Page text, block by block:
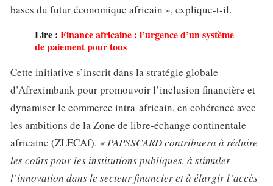
bases du futur économique africain », explique-t-il.
Lire : Finance africaine : l’urgence d’un système
de paiement pour tous
Cette initiative s’inscrit dans la stratégie globale
d’Afreximbank pour promouvoir l’inclusion financière et
dynamiser le commerce intra-africain, en cohérence avec
les ambitions de la Zone de libre-échange continentale
africaine (ZLECAf). « PAPSSCARD contribuera à réduire
les coûts pour les institutions publiques, à stimuler
l’innovation dans le secteur financier et à élargir l’accès